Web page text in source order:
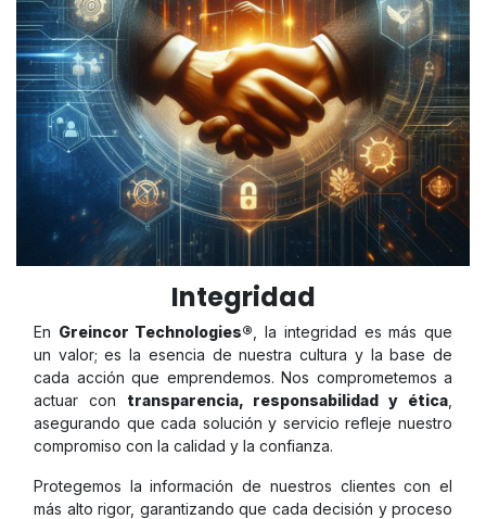
Integridad
En Greincor Technologies® , la integridad es más que
un valor; es la esencia de nuestra cultura y la base de
cada acción que emprendemos. Nos comprometemos a
actuar con transparencia, responsabilidad y ética
asegurando que cada solución y servicio refleje nuestro
compromiso con la calidad y la confianza.
Protegemos la información de nuestros clientes con el
más alto rigor, garantizando que cada decisión y proceso